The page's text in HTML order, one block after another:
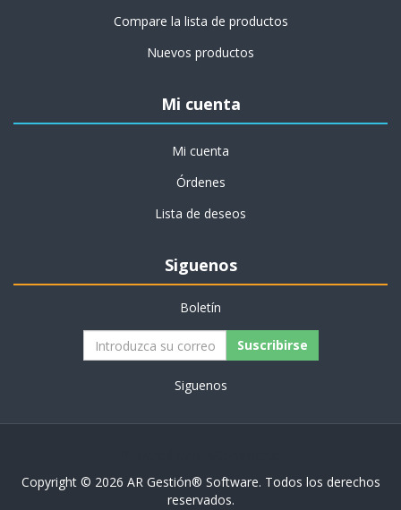
Compare la lista de productos
Nuevos productos
Mi cuenta
Mi cuenta
Órdenes
Lista de deseos
Siguenos
Boletín
Siguenos
Copyright © 2026 AR Gestión®️ Software. Todos los derechos
reservados.